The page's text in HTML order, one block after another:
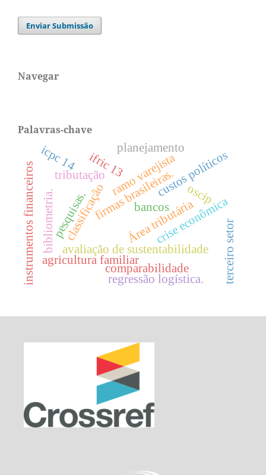
Enviar Submissão
Navegar
Palavras-chave
classificação Área tributária
tributaçãofirmas brasileiras.
avaliação de sustentabilidade
agricultura familiar
bibliometria. bancoscrise econômica
instrumentos financeiros pesquisas.
terceiro setor
oscip
ramo varejistacustos políticos
ifric 13
comparabilidade
planejamento
icpc 14
regressão logística.